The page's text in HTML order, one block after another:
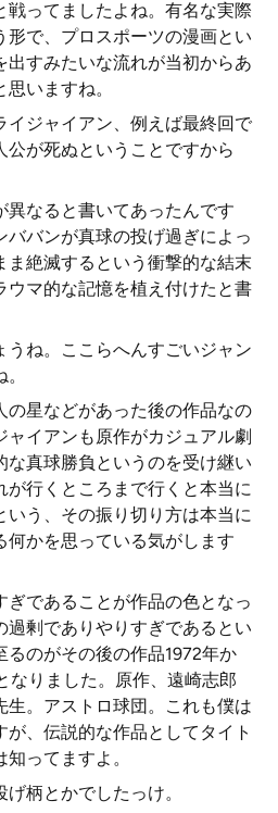
戦ってましたよね。有名な実際
形で、プロスポーツの漫画とい
出すみたいな流れが当初からあ
いますね。
イジャイアン、例えば最終回で
公が死ぬということですから
異なると書いてあったんです
ババンが真球の投げ過ぎによっ
ま絶滅するという衝撃的な結末
ウマ的な記憶を植え付けたと書
うね。ここらへんすごいジャン
の星などがあった後の作品なの
ャイアンも原作がカジュアル劇
な真球勝負というのを受け継い
が行くところまで行くと本当に
いう、その振り切り方は本当に
何かを思っている気がします
であることが作品の色となっ
過剰でありやりすぎであるとい
るのがその後の作品1972年か
なりました。原作、遠崎志郎
生。アストロ球団。これも僕は
、伝説的な作品としてタイト
ってますよ。
柄とかでしたっけ。